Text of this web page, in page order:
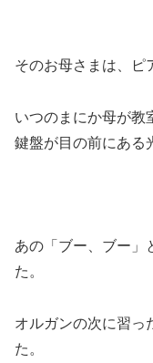
そのお母さまは、ピ
いつのまにか母が教
鍵盤が目の前にある
あの「ブー、ブー」
た。
オルガンの次に習っ
た。